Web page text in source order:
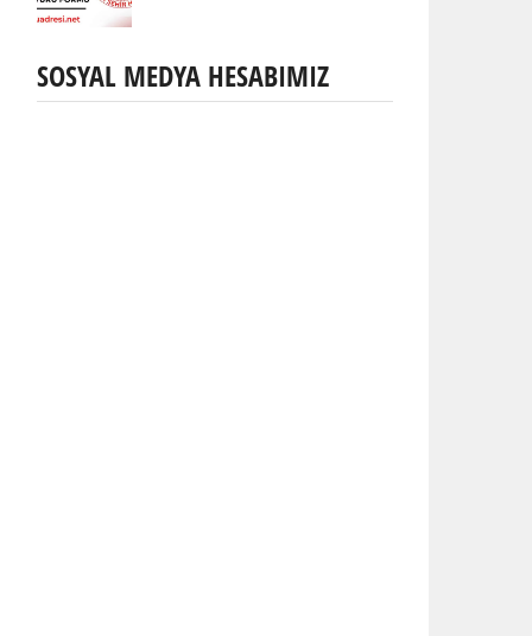
SOSYAL MEDYA HESABIMIZ